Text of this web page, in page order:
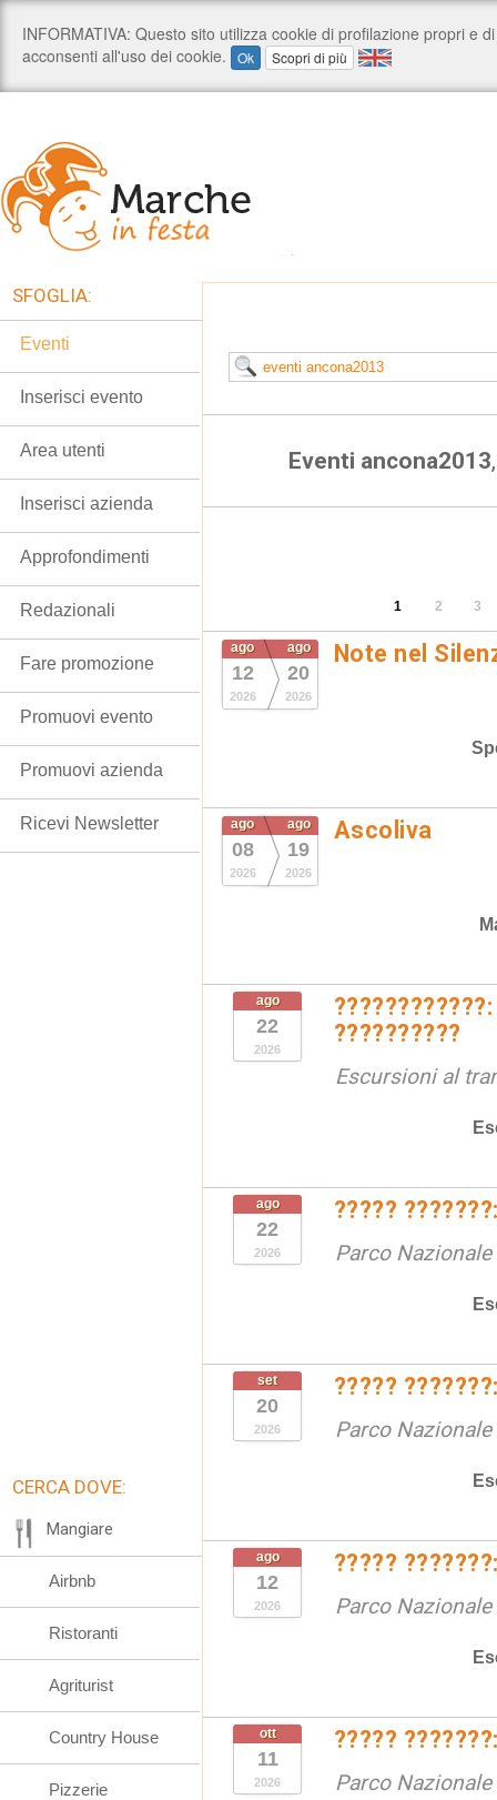
Eventi ancona2013
1 2 3
ago
12
2026
ago
20
2026
Note nel
ago
08
2026
ago
19
2026
Ascoliva
ago
22
2026
??????????
Escursioni al
ago
22
2026
?????
Parco
set
20
2026
?????
Parco
ago
12
2026
?????
Parco
ott
11
2026
?????
Parco
SFOGLIA:
Eventi
Inserisci evento
Area utenti
Inserisci azienda
Approfondimenti
Redazionali
Fare promozione
Promuovi evento
Promuovi azienda
Ricevi Newsletter
CERCA DOVE:
Mangiare
Airbnb
Ristoranti
Agriturist
Country House
Pizzerie